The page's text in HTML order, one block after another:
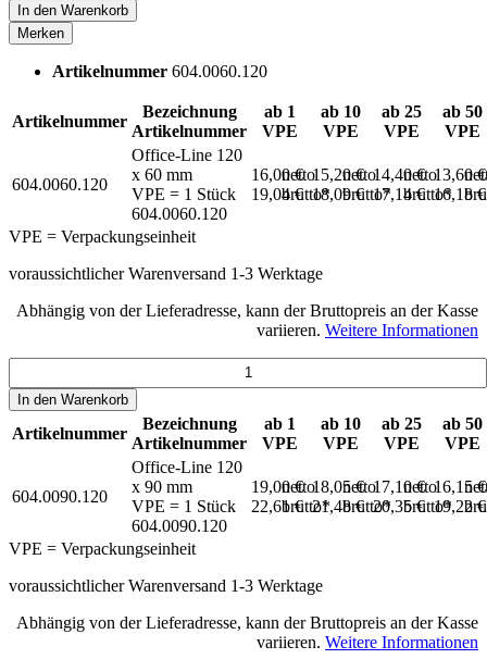
In den Warenkorb
Merken
Artikelnummer 604.0060.120
Artikelnummer
Bezeichnung
Artikelnummer
ab 1
VPE
ab 10
VPE
ab 25
VPE
ab 50
VPE
604.0060.120
Office-Line 120
x 60 mm
VPE = 1 Stück
604.0060.120
16,00 €
netto
19,04 €
brutto*
15,20 €
netto
18,09 €
brutto*
14,40 €
netto
17,14 €brutto*
13,60
16,18
VPE = Verpackungseinheit
voraussichtlicher Warenversand 1-3 Werktage
Abhängig von der Lieferadresse, kann der Bruttopreis an der Kasse
variieren. Weitere Informationen
In den Warenkorb
Artikelnummer
Bezeichnung
Artikelnummer
ab 1
VPE
ab 10
VPE
ab 25
VPE
ab 50
VPE
604.0090.120
Office-Line 120
x 90 mm
VPE = 1 Stück
604.0090.120
19,00 €
netto
22,61 €
brutto*
18,05 €
netto
21,48 €
brutto*
17,10 €
netto
20,35 €
brutto*
16,15
19,22
VPE = Verpackungseinheit
voraussichtlicher Warenversand 1-3 Werktage
Abhängig von der Lieferadresse, kann der Bruttopreis an der Kasse
variieren. Weitere Informationen